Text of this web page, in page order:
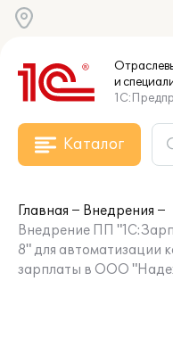
и
Каталог
Главная
Внедрения
Внедрение ПП
8" для автоматизации
зарплаты в ООО